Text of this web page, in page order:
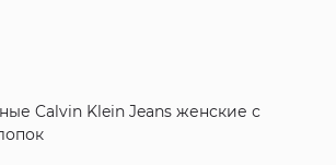
Calvin Klein Jeans женские с